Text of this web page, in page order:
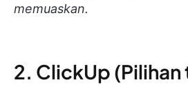
memuaskan.
2. ClickUp